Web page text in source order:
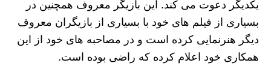
یکدیگر دعوت می کند. این بازیگر معروف همچنین در
بسیاری از فیلم‌ های خود با بسیاری از بازیگران معروف
دیگر هنرنمایی کرده است و در مصاحبه های خود از این
همکاری خود اعلام کرده که راضی بوده است.